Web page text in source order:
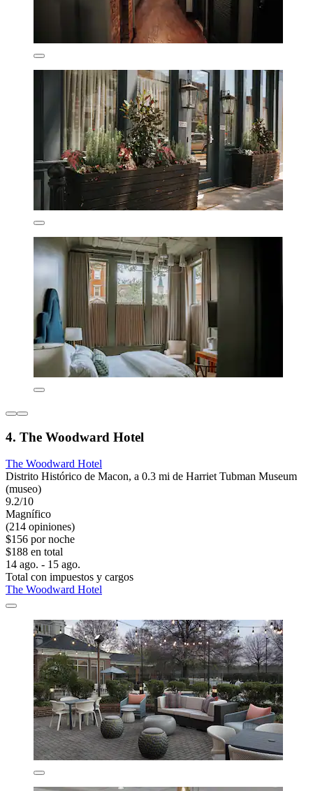
4. The Woodward Hotel
The Woodward Hotel
Distrito Histórico de Macon, a 0.3 mi de Harriet Tubman Museum
(museo)
9.2/10
Magnífico
(214 opiniones)
$156 por noche
$188 en total
14 ago. - 15 ago.
Total con impuestos y cargos
The Woodward Hotel